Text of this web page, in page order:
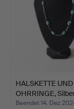
HALSKETTE UND
OHRRINGE,
Türkis.…
Beendet 14. Dez